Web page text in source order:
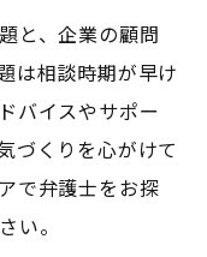
と、企業の顧問
は相談時期が早け
バイスやサポー
づくりを心がけて
で弁護士をお探
い。